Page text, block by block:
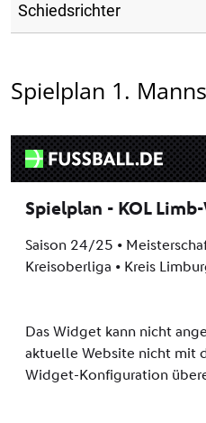
Schiedsrichter
Spielplan 1.